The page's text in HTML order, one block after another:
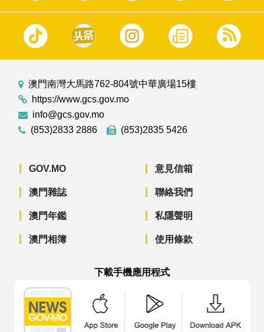
澳門南灣大馬路762-804號中華廣場15樓
https://www.gcs.gov.mo
info@gcs.gov.mo
(853)2833 2886
(853)2835 5426
GOV.MO
澳門雜誌
澳門年鑑
澳門相簿
意見信箱
聯絡我們
私隱聲明
使用條款
下載手機應用程式